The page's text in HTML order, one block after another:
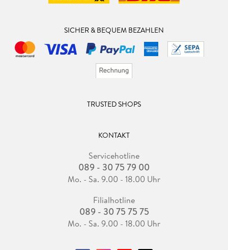
SICHER & BEQUEM BEZAHLEN
TRUSTED SHOPS
KONTAKT
Servicehotline
089 - 30 75 79 00
Mo. - Sa. 9.00 - 18.00 Uhr
Filialhotline
089 - 30 75 75 75
Mo. - Sa. 9.00 - 18.00 Uhr